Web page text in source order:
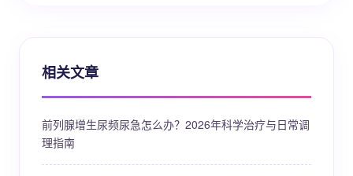
相关文章
前列腺增生尿频尿急怎么办？2026年科学治疗与日常调
理指南